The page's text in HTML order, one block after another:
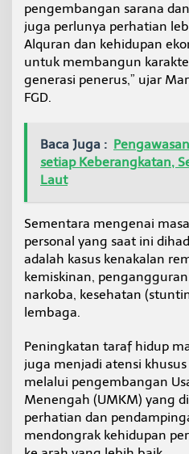
pengembangan sarana
juga perlunya perhatian
Alquran dan kehidupan
untuk membangun
generasi penerus,” ujar
FGD.
Baca Juga :
setiap Keberangkatan,
Laut
Sementara mengenai
personal yang saat ini
adalah kasus kenakalan
kemiskinan,
narkoba, kesehatan
lembaga.
Peningkatan taraf hidup
juga menjadi atensi
melalui pengembangan
Menengah (UMKM) yang
perhatian dan
mendongrak kehidupan